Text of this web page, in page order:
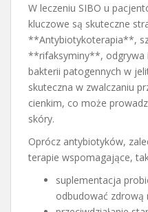
W leczeniu SIBO u
kluczowe są skuteczne
**Antybiotykoterapia**,
**rifaksyminy**, odgrywa
bakterii patogennych w
skuteczna w zwalczaniu
cienkim, co może
skóry.
Oprócz antybiotyków,
terapie wspomagające,
suplementacja
odbudować